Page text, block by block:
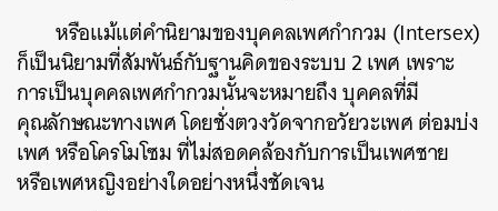
หรือแม้แต่คำนิยามของบุคคลเพศกำกวม (Intersex)
ก็เป็นนิยามที่สัมพันธ์กับฐานคิดของระบบ 2 เพศ เพราะ
การเป็นบุคคลเพศกำกวมนั้นจะหมายถึง บุคคลที่มี
คุณลักษณะทางเพศ โดยชั่งตวงวัดจากอวัยวะเพศ ต่อมบ่ง
เพศ หรือโครโมโซม ที่ไม่สอดคล้องกับการเป็นเพศชาย
หรือเพศหญิงอย่างใดอย่างหนึ่งชัดเจน